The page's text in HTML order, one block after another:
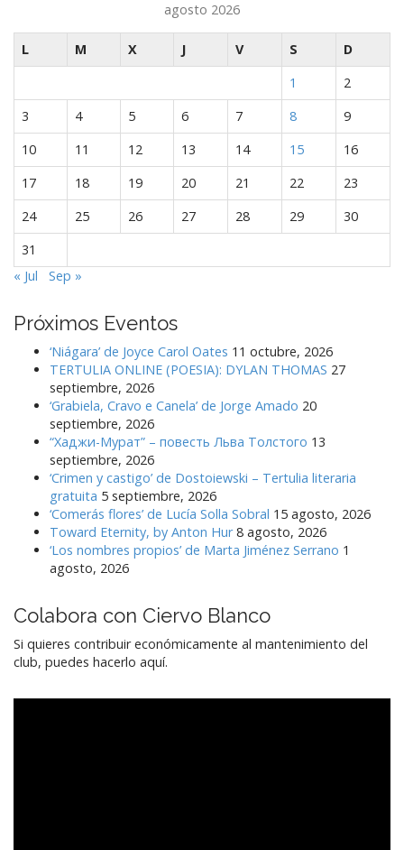
e
e
t
r
a
d
a
s
agosto 2026
L M X J V S
D
1
2
3
4 5 6 7 8
9
10
11 12 13 14 15
16
17
18 19 20 21 22
23
24
25 26 27 28 29
30
31
« Jul
Sep »
Próximos Eventos
‘Niágara’ de Joyce Carol Oates 11 octubre, 2026
TERTULIA ONLINE (POESIA): DYLAN THOMAS 27
septiembre, 2026
‘Grabiela, Cravo e Canela’ de Jorge Amado 20
septiembre, 2026
“Хаджи-Мурат” – повесть Льва Толстого 13
septiembre, 2026
‘Crimen y castigo’ de Dostoiewski – Tertulia literaria
gratuita 5 septiembre, 2026
‘Comerás flores’ de Lucía Solla Sobral 15 agosto, 2026
Toward Eternity, by Anton Hur 8 agosto, 2026
‘Los nombres propios’ de Marta Jiménez Serrano 1
agosto, 2026
Colabora con Ciervo Blanco
Si quieres contribuir económicamente al mantenimiento del
club, puedes hacerlo aquí.